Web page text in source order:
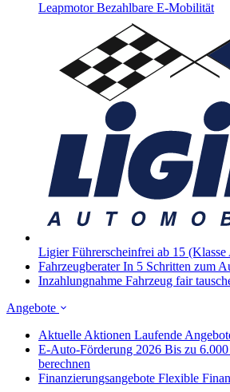
Leapmotor Bezahlbare E-Mobilität
Ligier Führerscheinfrei ab 15
Fahrzeugberater In 5 Schritten zum
Inzahlungnahme Fahrzeug fair
Angebote
Aktuelle Aktionen Laufende
E-Auto-Förderung 2026 Bis zu
berechnen
Finanzierungsangebote Flexible